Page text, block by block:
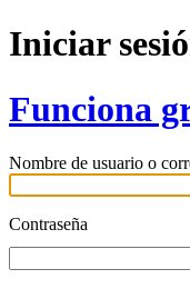
Iniciar
Funciona
Nombre de usuario o
Contraseña